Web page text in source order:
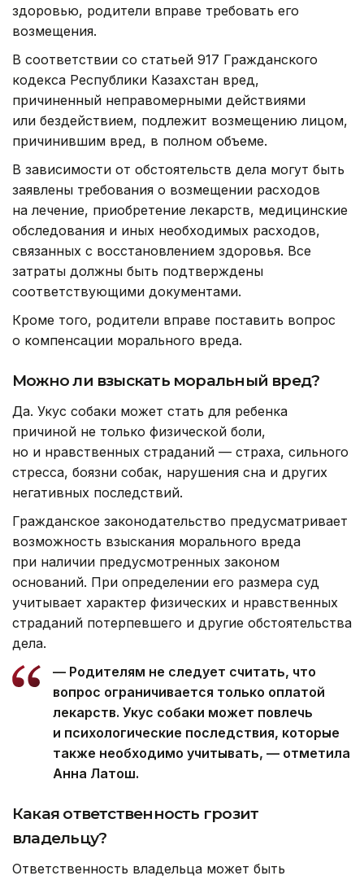
здоровью, родители вправе требовать его
возмещения.
В соответствии со статьей 917 Гражданского
кодекса Республики Казахстан вред,
причиненный неправомерными действиями
или бездействием, подлежит возмещению лицом,
причинившим вред, в полном объеме.
В зависимости от обстоятельств дела могут быть
заявлены требования о возмещении расходов
на лечение, приобретение лекарств, медицинские
обследования и иных необходимых расходов,
связанных с восстановлением здоровья. Все
затраты должны быть подтверждены
соответствующими документами.
Кроме того, родители вправе поставить вопрос
о компенсации морального вреда.
Можно ли взыскать моральный вред?
Да. Укус собаки может стать для ребенка
причиной не только физической боли,
но и нравственных страданий — страха, сильного
стресса, боязни собак, нарушения сна и других
негативных последствий.
Гражданское законодательство предусматривает
возможность взыскания морального вреда
при наличии предусмотренных законом
оснований. При определении его размера суд
учитывает характер физических и нравственных
страданий потерпевшего и другие обстоятельства
дела.
— Родителям не следует считать, что
вопрос ограничивается только оплатой
лекарств. Укус собаки может повлечь
и психологические последствия, которые
также необходимо учитывать, — отметила
Анна Латош.
Какая ответственность грозит
владельцу?
Ответственность владельца может быть